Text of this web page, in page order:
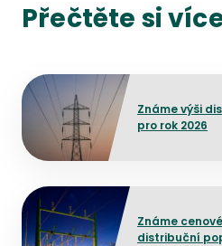
Přečtěte si
Známe výši
pro rok 2026
Přejít na detail článku
Známe
distribuční
Přejít na detail článku